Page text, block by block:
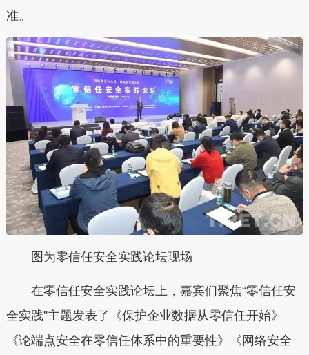
准。
图为零信任安全实践论坛现场
在零信任安全实践论坛上，嘉宾们聚焦“零信任安
全实践”主题发表了《保护企业数据从零信任开始》
《论端点安全在零信任体系中的重要性》《网络安全